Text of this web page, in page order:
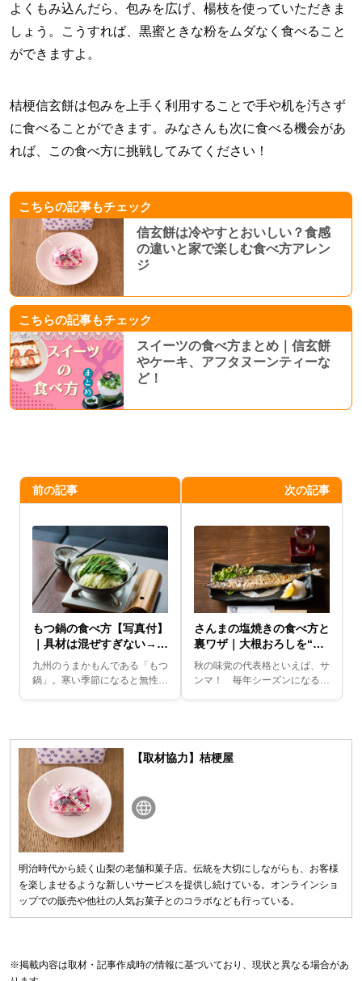
よくもみ込んだら、包みを広げ、楊枝を使っていただきま
しょう。こうすれば、黒蜜ときな粉をムダなく食べること
ができますよ。
桔梗信玄餅は包みを上手く利用することで手や机を汚さず
に食べることができます。みなさんも次に食べる機会があ
れば、この食べ方に挑戦してみてください！
こちらの記事もチェック
信玄餅は冷やすとおいしい？食感
の違いと家で楽しむ食べ方アレン
ジ
こちらの記事もチェック
スイーツの食べ方まとめ｜信玄餅
やケーキ、アフタヌーンティーな
ど！
前の記事
もつ鍋の食べ方【写真付】
｜具材は混ぜすぎない→〆
はちゃんぽん→玉子雑炊
九州のうまかもんである「もつ
鍋」。寒い季節になると無性に
おいしく味わえます。...
次の記事
さんまの塩焼きの食べ方と
裏ワザ｜大根おろしを“サ
ンド”【写真で解説】
秋の味覚の代表格といえば、サ
ンマ！ 毎年シーズンになると
るのが苦手で、人前で...
【取材協力】桔梗屋
明治時代から続く山梨の老舗和菓子店。伝統を大切にしながらも、お客様
を楽しませるような新しいサービスを提供し続けている。オンラインショ
ップでの販売や他社の人気お菓子とのコラボなども行っている。
※掲載内容は取材・記事作成時の情報に基づいており、現状と異なる場合があ